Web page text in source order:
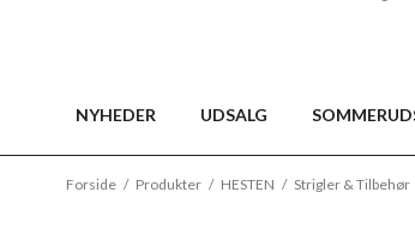
NYHEDER UDSALG
Forside / Produkter / HESTEN / Strigler & Tilbehør